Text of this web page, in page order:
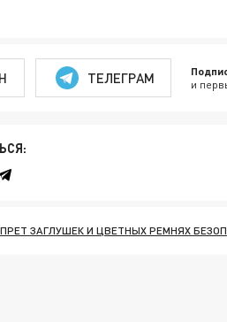
ТЕЛЕГРАМ и
ЗАГЛУШЕК И ЦВЕТНЫХ РЕМНЯХ